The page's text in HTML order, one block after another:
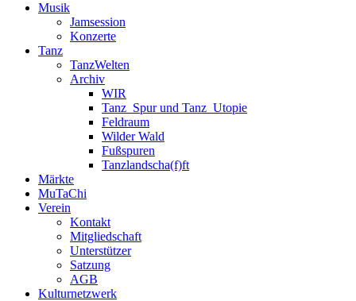
Musik
Jamsession
Konzerte
Tanz
TanzWelten
Archiv
WIR
Tanz_Spur und Tanz_Utopie
Feldraum
Wilder Wald
Fußspuren
Tanzlandscha(f)ft
Märkte
MuTaChi
Verein
Kontakt
Mitgliedschaft
Unterstützer
Satzung
AGB
Kulturnetzwerk